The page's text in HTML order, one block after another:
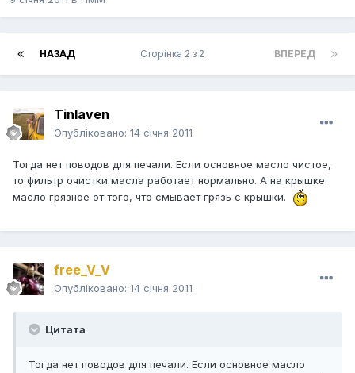
НАЗАД ВПЕРЕД
Сторінка 2 з 2
Tinlaven
Опубліковано: 14 січня 2011
Тогда нет поводов для печали. Если основное масло чистое,
то фильтр очистки масла работает нормально. А на крышке
масло грязное от того, что смывает грязь с крышки.
free_V_V
Опубліковано: 14 січня 2011
Цитата
Тогда нет поводов для печали. Если основное масло